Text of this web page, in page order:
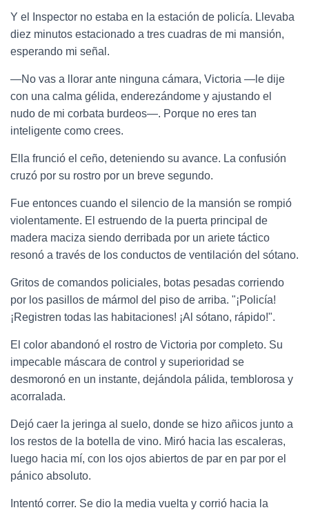
Y el Inspector no estaba en la estación de policía. Llevaba
diez minutos estacionado a tres cuadras de mi mansión,
esperando mi señal.
—No vas a llorar ante ninguna cámara, Victoria —le dije
con una calma gélida, enderezándome y ajustando el
nudo de mi corbata burdeos—. Porque no eres tan
inteligente como crees.
Ella frunció el ceño, deteniendo su avance. La confusión
cruzó por su rostro por un breve segundo.
Fue entonces cuando el silencio de la mansión se rompió
violentamente. El estruendo de la puerta principal de
madera maciza siendo derribada por un ariete táctico
resonó a través de los conductos de ventilación del sótano.
Gritos de comandos policiales, botas pesadas corriendo
por los pasillos de mármol del piso de arriba. "¡Policía!
¡Registren todas las habitaciones! ¡Al sótano, rápido!".
El color abandonó el rostro de Victoria por completo. Su
impecable máscara de control y superioridad se
desmoronó en un instante, dejándola pálida, temblorosa y
acorralada.
Dejó caer la jeringa al suelo, donde se hizo añicos junto a
los restos de la botella de vino. Miró hacia las escaleras,
luego hacia mí, con los ojos abiertos de par en par por el
pánico absoluto.
Intentó correr. Se dio la media vuelta y corrió hacia la